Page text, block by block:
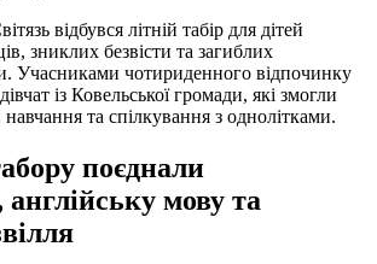
відбувся літній табір для дітей
зниклих безвісти та загиблих
Учасниками чотириденного відпочинку
із Ковельської громади, які змогли
та спілкування з однолітками.
поєднали
мову та